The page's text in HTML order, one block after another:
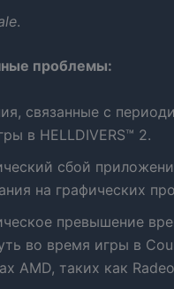
.
проблемы:
связанные с
в HELLDIVERS™ 2.
сбой
на графических
превышение
во время игры в
AMD, таких как